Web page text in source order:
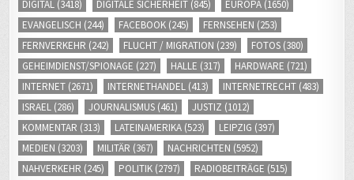
EVANGELISCH (244) FACEBOOK(245) FERNSEHEN(253)
FERNVERKEHR(242) FLUCHT / MIGRATION(239) FOTOS
GEHEIMDIENST/SPIONAGE(227) HALLE (317) HARDWARE(721)
INTERNET(2671) INTERNETHANDEL(413) INTERNETRECHT(483)
ISRAEL(286) JOURNALISMUS(461) JUSTIZ
(1012)
KOMMENTAR
(313) LATEINAMERIKA (523) LEIPZIG
MEDIEN(3203) MILITÄR(367) NACHRICHTEN(5952)
NAHVERKEHR(245) POLITIK (2797) RADIOBEITRÄGE
SOCIAL MEDIA (809) SOFTWARE(1813) SONSTIGES(219)